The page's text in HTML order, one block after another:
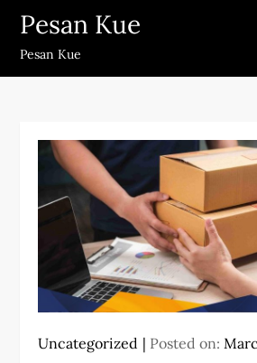
Skip
content
Pesan Kue
Pesan Kue
Uncategorized Posted on: